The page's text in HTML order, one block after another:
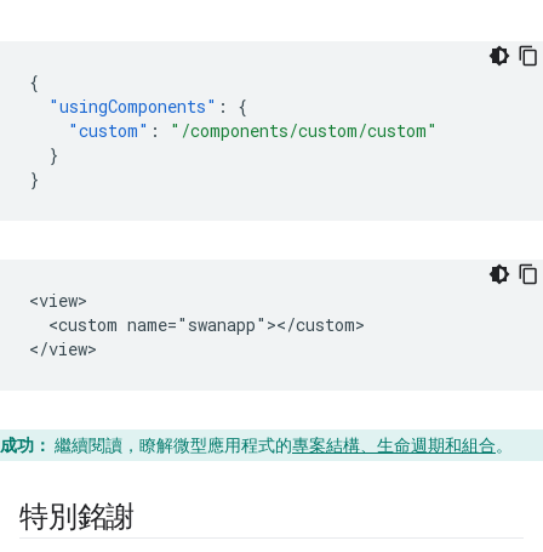
{
"usingComponents" :
{
"custom" :
"/components/custom/custom"
}
}
<view>
  <custom name="swanapp"></custom>
成功： 繼續閱讀，瞭解微型應用程式的專案結構、生命週期和組合。
特別銘謝